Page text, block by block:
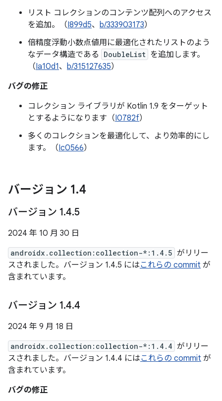
リスト コレクションのコンテンツ配列へのアクセス
を追加。（I899d5、 b/333903173）
倍精度浮動小数点値用に最適化されたリストのよう
なデータ構造である
DoubleList を追加します。
（Ia10d1、 b/315127635）
バグの修正
コレクション ライブラリが Kotlin 1.9 をターゲット
とするようになります（I0782f）
多くのコレクションを最適化して、より効率的にし
ます。（Ic0566）
バージョン 1.4
バージョン 1.4.5
2024 年 10 月 30 日
androidx.collection:collection-*:1.4.5 がリリー
スされました。バージョン 1.4.5 にはこれらの commit が
含まれています。
バージョン 1.4.4
2024 年 9 月 18 日
androidx.collection:collection-*:1.4.4 がリリー
スされました。バージョン 1.4.4 にはこれらの commit が
含まれています。
バグの修正